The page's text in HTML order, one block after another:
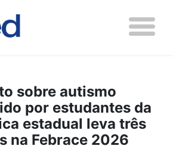
sobre autismo
por estudantes da
estadual leva três
na Febrace 2026